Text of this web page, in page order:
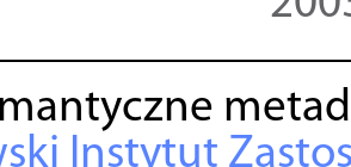
Instytut